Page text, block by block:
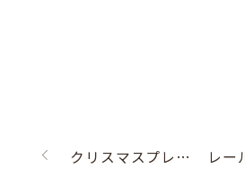
クリスマスプレゼント